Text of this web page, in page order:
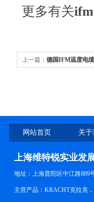
更多有关
上一篇： 德国IFM温度电
网站首页 关
上海维特锐实业发
地址：上海普陀区中江路889
主营产品：KRACHT克拉克